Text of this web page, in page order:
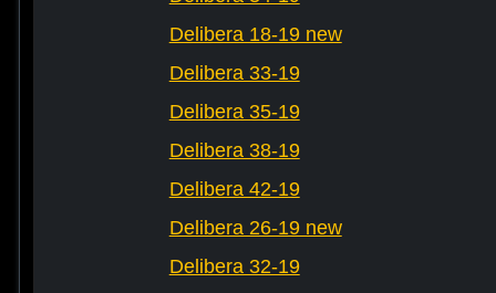
Delibera 18-19 new
Delibera 33-19
Delibera 35-19
Delibera 38-19
Delibera 42-19
Delibera 26-19 new
Delibera 32-19